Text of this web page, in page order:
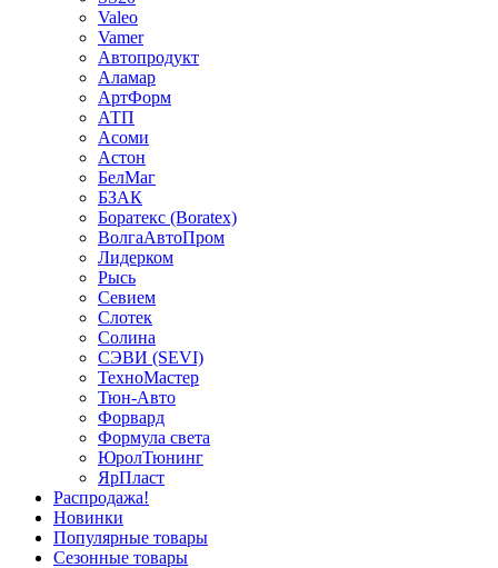
Valeo
Vamer
Автопродукт
Аламар
АртФорм
АТП
Асоми
Астон
БелМаг
БЗАК
Боратекс (Boratex)
ВолгаАвтоПром
Лидерком
Рысь
Севием
Слотек
Солина
СЭВИ (SEVI)
ТехноМастер
Тюн-Авто
Форвард
Формула света
ЮролТюнинг
ЯрПласт
Распродажа!
Новинки
Популярные товары
Сезонные товары